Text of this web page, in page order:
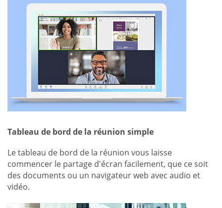
Tableau de bord de la réunion simple
Le tableau de bord de la réunion vous laisse
commencer le partage d'écran facilement, que ce soit
des documents ou un navigateur web avec audio et
vidéo.